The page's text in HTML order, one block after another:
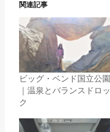
関連記事
ビッグ・ベンド国立公園
｜温泉とバランスドロッ
ク